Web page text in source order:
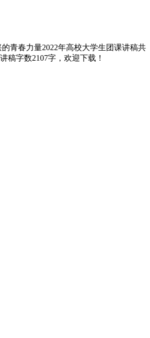
青春力量2022年高校大学生团课讲稿共
稿字数2107字，欢迎下载！